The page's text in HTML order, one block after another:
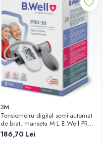
3M
Tensiometru digital semi-automat
de brat, manseta M-L B.Well PRO-
30 Zephyr Labs
186,70 Lei